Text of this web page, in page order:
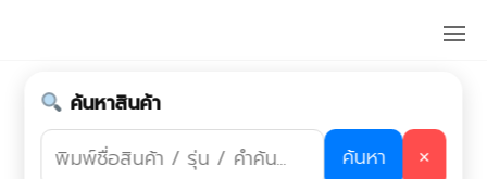
ค้นหาสินค้า
ค้นหา
✕
content
ป้ายแถว
เพชรเกษม
ป้ายอะคริลิค